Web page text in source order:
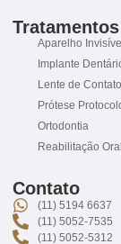
Tratamentos
Aparelho
Implante
Lente de
Prótese
Ortodontia
Reabilitação Oral
Contato
(11) 5194 6637
(11) 5052-7535
(11) 5052-5312